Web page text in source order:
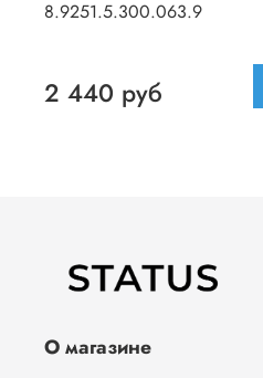
8.9251.5.300.063.9
2 440 руб
О магазине